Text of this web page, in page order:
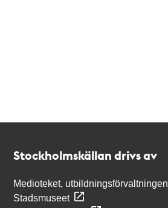
Stockholmskällan drivs av
Medioteket, utbildningsförvaltningen
Stadsmuseet